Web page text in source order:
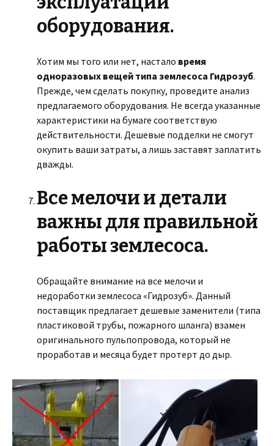
оборудования.
Хотим мы того или нет, настало время
одноразовых вещей типа землесоса Гидрозуб.
Прежде, чем сделать покупку, проведите анализ
предлагаемого оборудования. Не всегда указанные
характеристики на бумаге соответствую
действительности. Дешевые подделки не смогут
окупить ваши затраты, а лишь заставят заплатить
дважды.
Все мелочи и детали
важны для правильной
работы землесоса.
Обращайте внимание на все мелочи и
недоработки землесоса «Гидрозуб». Данный
поставщик предлагает дешевые заменители (типа
пластиковой трубы, пожарного шланга) взамен
оригинального пульпопровода, который не
проработав и месяца будет протерт до дыр.